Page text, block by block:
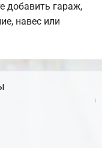
добавить гараж,
навес или